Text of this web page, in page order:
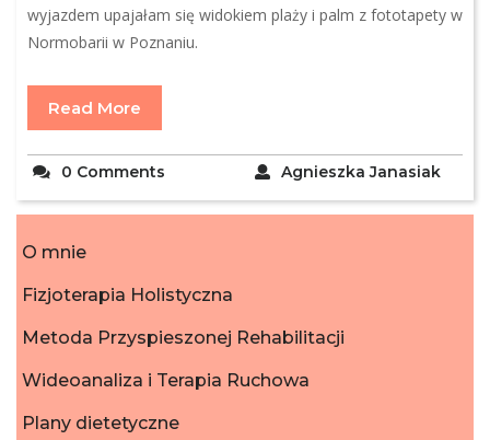
wyjazdem upajałam się widokiem plaży i palm z fototapety w
Normobarii w Poznaniu.
Read More
Agnieszka Janasiak
0 Comments
O mnie
Fizjoterapia Holistyczna
Metoda Przyspieszonej Rehabilitacji
Wideoanaliza i Terapia Ruchowa
Plany dietetyczne